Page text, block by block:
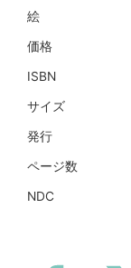
絵
価格
ISBN
サイズ
発行
ページ数
NDC